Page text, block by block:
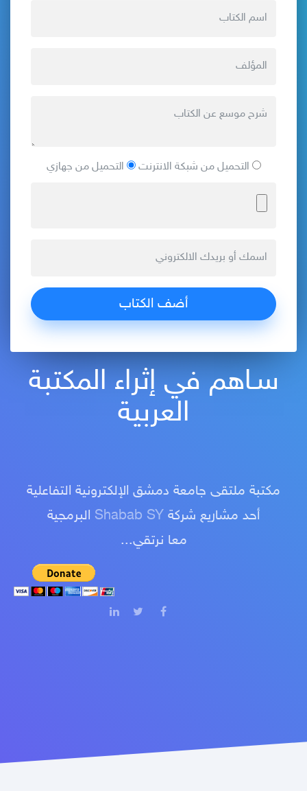
التحميل من شبكة الانترنت التحميل من جهازي
سـاهم في إثراء المكتبة
العربية
مكتبة ملتقى جامعة دمشق الإلكترونية التفاعلية
أحد مشاريع شركة Shabab SY البرمجية
معا نرتقي...